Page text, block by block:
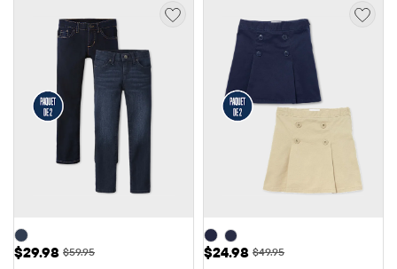
Prix ​​de vente: $29.98
$29.98 Prix ​​d'origine: $59.95
$59.95 Prix ​​de vente: $24.98
$24.98 Prix ​​d'origine: $49.95
$49.95